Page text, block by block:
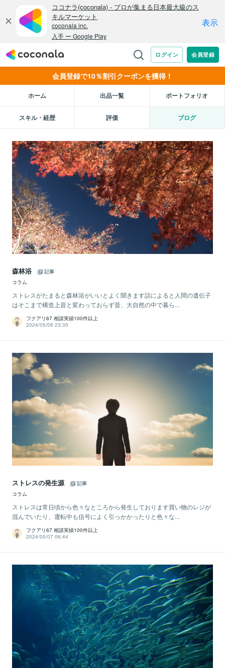
会員登録で10％割引クーポンを獲得！
ホーム 出品一覧 ポートフォリオ
スキル・経歴 評価 ブログ
森林浴
記事
コラム
ストレスがたまると森林浴がいいとよく聞きます話によると人間の遺伝子
はそこまで構造上昔と変わっておらず昔、大自然の中で暮ら...
フクアリ67 相談実績100件以上
2024/05/08 23:35
ストレスの発生源
記事
コラム
ストレスは常日頃から色々なところから発生しております買い物のレジが
混んでいたり、運転中も信号によく引っかかったりと色々な...
フクアリ67 相談実績100件以上
2024/05/07 06:44